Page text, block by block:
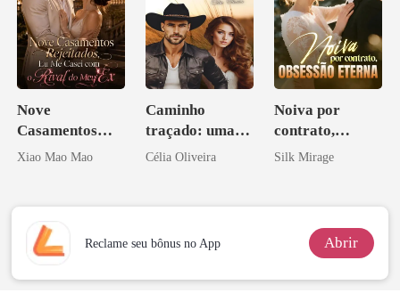
Nove
Casamentos
Rejeitados, Eu
Ex
Xiao Mao Mao
Caminho
traçado: uma
babá na fazenda
Célia Oliveira
Noiva por
contrato,
obsessão eterna
Silk Mirage
Reclame seu bônus no App Abrir